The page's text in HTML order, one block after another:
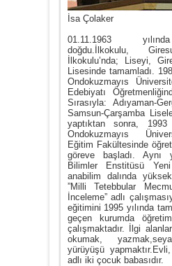
İsa Çolaker
01.11.1963
doğdu.İlkokulu,
İlkokulu’nda; Liseyi,
Lisesinde tamamladı.
Ondokuzmayıs
Edebiyatı
Sırasıyla: Adıyaman-
Samsun-Çarşamba
yaptıktan sonra, 1993
Ondokuzmayıs
Eğitim Fakültesinde
göreve başladı. Aynı
Bilimler Enstitüsü
anabilim dalında
”Milli Tetebbular
İnceleme” adlı
eğitimini 1995 yılında
geçen kurumda
çalışmaktadır. İlgi
okumak,
yürüyüşü
adlı iki çocuk babasıdır.